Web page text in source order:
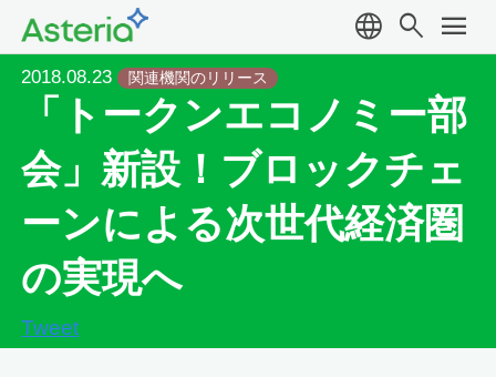
language search menu
2018.08.23 関連機関のリリース
「トークンエコノミー部
会」新設！ブロックチェ
ーンによる次世代経済圏
の実現へ
Tweet